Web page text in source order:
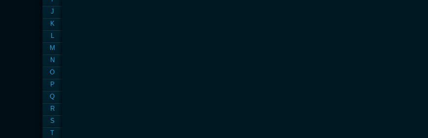
J
K
L
M
N
O
P
Q
R
S
T